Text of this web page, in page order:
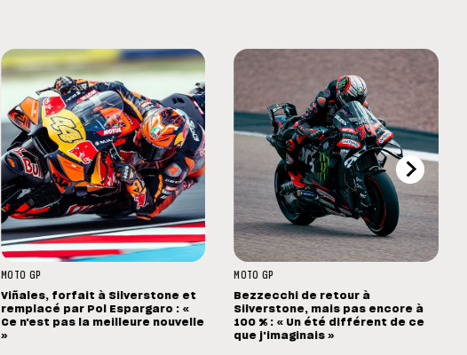
MOTO GP
Viñales, forfait à Silverstone et
remplacé par Pol Espargaro : «
Ce n'est pas la meilleure nouvelle
»
MOTO GP
Bezzecchi de retour à
Silverstone, mais pas encore à
100 % : « Un été différent de ce
que j'imaginais »